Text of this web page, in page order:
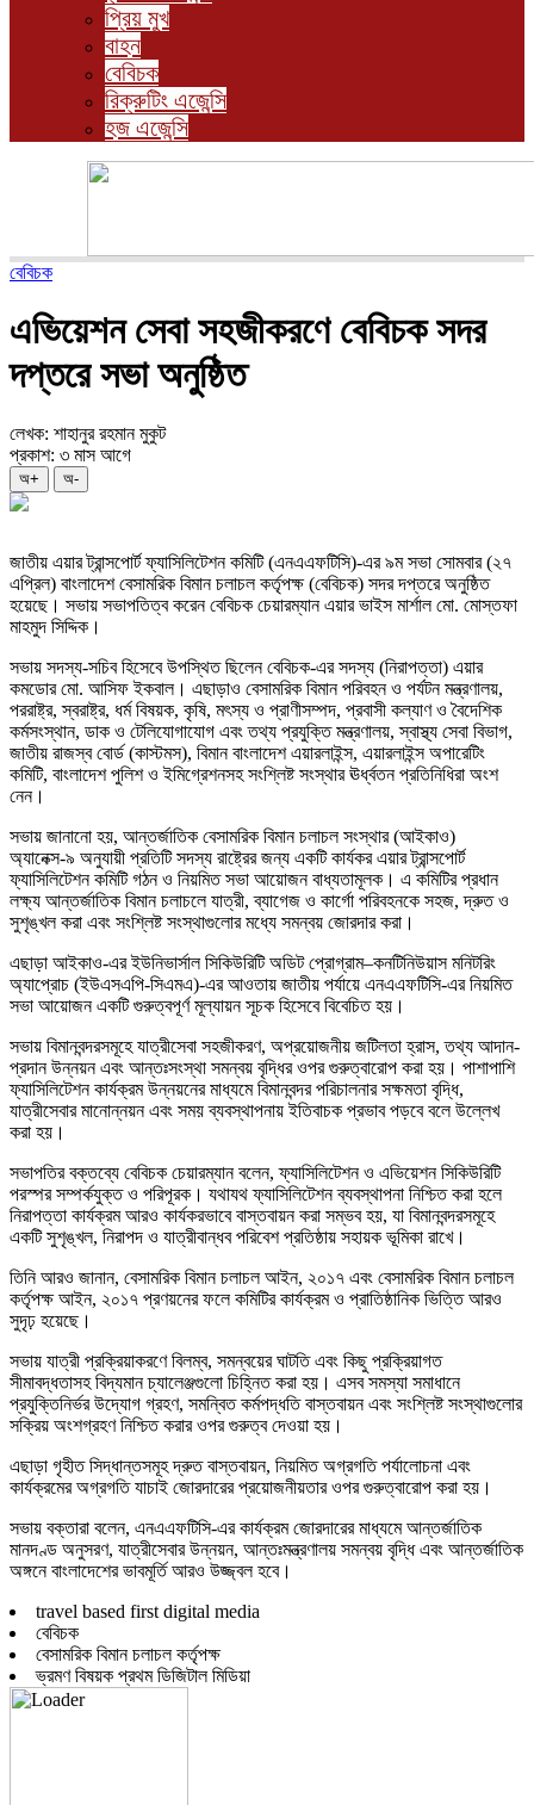
প্রিয় মুখ
বাহন
বেবিচক
রিক্রুটিং এজেন্সি
হজ এজেন্সি
বেবিচক
এভিয়েশন সেবা সহজীকরণে বেবিচক সদর
দপ্তরে সভা অনুষ্ঠিত
লেখক: শাহানুর রহমান মুকুট
প্রকাশ: ৩ মাস আগে
অ+ অ-
জাতীয় এয়ার ট্রান্সপোর্ট ফ্যাসিলিটেশন কমিটি (এনএএফটিসি)-এর ৯ম সভা সোমবার (২৭
এপ্রিল) বাংলাদেশ বেসামরিক বিমান চলাচল কর্তৃপক্ষ (বেবিচক) সদর দপ্তরে অনুষ্ঠিত
হয়েছে। সভায় সভাপতিত্ব করেন বেবিচক চেয়ারম্যান এয়ার ভাইস মার্শাল মো. মোস্তফা
মাহমুদ সিদ্দিক।
সভায় সদস্য-সচিব হিসেবে উপস্থিত ছিলেন বেবিচক-এর সদস্য (নিরাপত্তা) এয়ার
কমডোর মো. আসিফ ইকবাল। এছাড়াও বেসামরিক বিমান পরিবহন ও পর্যটন মন্ত্রণালয়,
পররাষ্ট্র, স্বরাষ্ট্র, ধর্ম বিষয়ক, কৃষি, মৎস্য ও প্রাণীসম্পদ, প্রবাসী কল্যাণ ও বৈদেশিক
কর্মসংস্থান, ডাক ও টেলিযোগাযোগ এবং তথ্য প্রযুক্তি মন্ত্রণালয়, স্বাস্থ্য সেবা বিভাগ,
জাতীয় রাজস্ব বোর্ড (কাস্টমস), বিমান বাংলাদেশ এয়ারলাইন্স, এয়ারলাইন্স অপারেটিং
কমিটি, বাংলাদেশ পুলিশ ও ইমিগ্রেশনসহ সংশ্লিষ্ট সংস্থার ঊর্ধ্বতন প্রতিনিধিরা অংশ
নেন।
সভায় জানানো হয়, আন্তর্জাতিক বেসামরিক বিমান চলাচল সংস্থার (আইকাও)
অ্যানেক্স-৯ অনুযায়ী প্রতিটি সদস্য রাষ্ট্রের জন্য একটি কার্যকর এয়ার ট্রান্সপোর্ট
ফ্যাসিলিটেশন কমিটি গঠন ও নিয়মিত সভা আয়োজন বাধ্যতামূলক। এ কমিটির প্রধান
লক্ষ্য আন্তর্জাতিক বিমান চলাচলে যাত্রী, ব্যাগেজ ও কার্গো পরিবহনকে সহজ, দ্রুত ও
সুশৃঙ্খল করা এবং সংশ্লিষ্ট সংস্থাগুলোর মধ্যে সমন্বয় জোরদার করা।
এছাড়া আইকাও-এর ইউনিভার্সাল সিকিউরিটি অডিট প্রোগ্রাম–কনটিনিউয়াস মনিটরিং
অ্যাপ্রোচ (ইউএসএপি-সিএমএ)-এর আওতায় জাতীয় পর্যায়ে এনএএফটিসি-এর নিয়মিত
সভা আয়োজন একটি গুরুত্বপূর্ণ মূল্যায়ন সূচক হিসেবে বিবেচিত হয়।
সভায় বিমানবন্দরসমূহে যাত্রীসেবা সহজীকরণ, অপ্রয়োজনীয় জটিলতা হ্রাস, তথ্য আদান-
প্রদান উন্নয়ন এবং আন্তঃসংস্থা সমন্বয় বৃদ্ধির ওপর গুরুত্বারোপ করা হয়। পাশাপাশি
ফ্যাসিলিটেশন কার্যক্রম উন্নয়নের মাধ্যমে বিমানবন্দর পরিচালনার সক্ষমতা বৃদ্ধি,
যাত্রীসেবার মানোন্নয়ন এবং সময় ব্যবস্থাপনায় ইতিবাচক প্রভাব পড়বে বলে উল্লেখ
করা হয়।
সভাপতির বক্তব্যে বেবিচক চেয়ারম্যান বলেন, ফ্যাসিলিটেশন ও এভিয়েশন সিকিউরিটি
পরস্পর সম্পর্কযুক্ত ও পরিপূরক। যথাযথ ফ্যাসিলিটেশন ব্যবস্থাপনা নিশ্চিত করা হলে
নিরাপত্তা কার্যক্রম আরও কার্যকরভাবে বাস্তবায়ন করা সম্ভব হয়, যা বিমানবন্দরসমূহে
একটি সুশৃঙ্খল, নিরাপদ ও যাত্রীবান্ধব পরিবেশ প্রতিষ্ঠায় সহায়ক ভূমিকা রাখে।
তিনি আরও জানান, বেসামরিক বিমান চলাচল আইন, ২০১৭ এবং বেসামরিক বিমান চলাচল
কর্তৃপক্ষ আইন, ২০১৭ প্রণয়নের ফলে কমিটির কার্যক্রম ও প্রাতিষ্ঠানিক ভিত্তি আরও
সুদৃঢ় হয়েছে।
সভায় যাত্রী প্রক্রিয়াকরণে বিলম্ব, সমন্বয়ের ঘাটতি এবং কিছু প্রক্রিয়াগত
সীমাবদ্ধতাসহ বিদ্যমান চ্যালেঞ্জগুলো চিহ্নিত করা হয়। এসব সমস্যা সমাধানে
প্রযুক্তিনির্ভর উদ্যোগ গ্রহণ, সমন্বিত কর্মপদ্ধতি বাস্তবায়ন এবং সংশ্লিষ্ট সংস্থাগুলোর
সক্রিয় অংশগ্রহণ নিশ্চিত করার ওপর গুরুত্ব দেওয়া হয়।
এছাড়া গৃহীত সিদ্ধান্তসমূহ দ্রুত বাস্তবায়ন, নিয়মিত অগ্রগতি পর্যালোচনা এবং
কার্যক্রমের অগ্রগতি যাচাই জোরদারের প্রয়োজনীয়তার ওপর গুরুত্বারোপ করা হয়।
সভায় বক্তারা বলেন, এনএএফটিসি-এর কার্যক্রম জোরদারের মাধ্যমে আন্তর্জাতিক
মানদণ্ড অনুসরণ, যাত্রীসেবার উন্নয়ন, আন্তঃমন্ত্রণালয় সমন্বয় বৃদ্ধি এবং আন্তর্জাতিক
অঙ্গনে বাংলাদেশের ভাবমূর্তি আরও উজ্জ্বল হবে।
travel based first digital media
বেবিচক
বেসামরিক বিমান চলাচল কর্তৃপক্ষ
ভ্রমণ বিষয়ক প্রথম ডিজিটাল মিডিয়া